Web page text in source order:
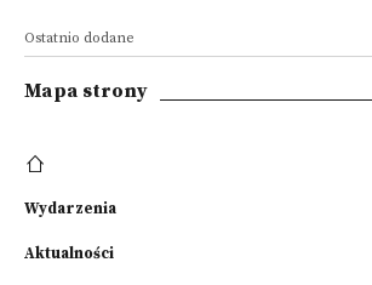
Ostatnio dodane
Mapa strony
Wydarzenia
Aktualności